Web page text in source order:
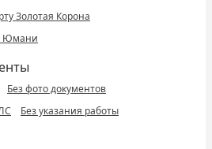
Золотая Корона
Юмани
Без фото документов
Без указания работы